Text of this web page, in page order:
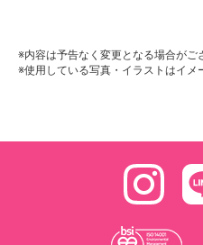
※内容は予告なく変更となる場合がご
※使用している写真・イラストはイメ